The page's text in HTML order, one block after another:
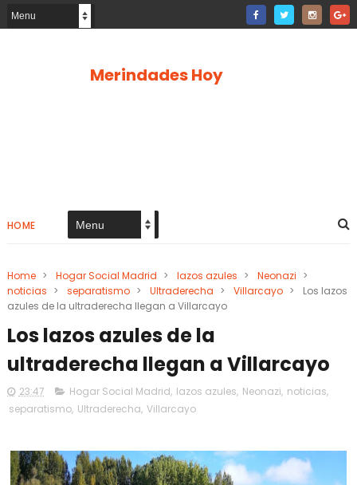
Merindades Hoy
HOME
Home > Hogar Social Madrid > lazos azules > Neonazi >
noticias > separatismo > Ultraderecha > Villarcayo >
Los lazos
azules de la ultraderecha llegan a Villarcayo
Los lazos azules de la
ultraderecha llegan a Villarcayo
23:47 Hogar Social Madrid, lazos azules, Neonazi, noticias,
separatismo, Ultraderecha, Villarcayo